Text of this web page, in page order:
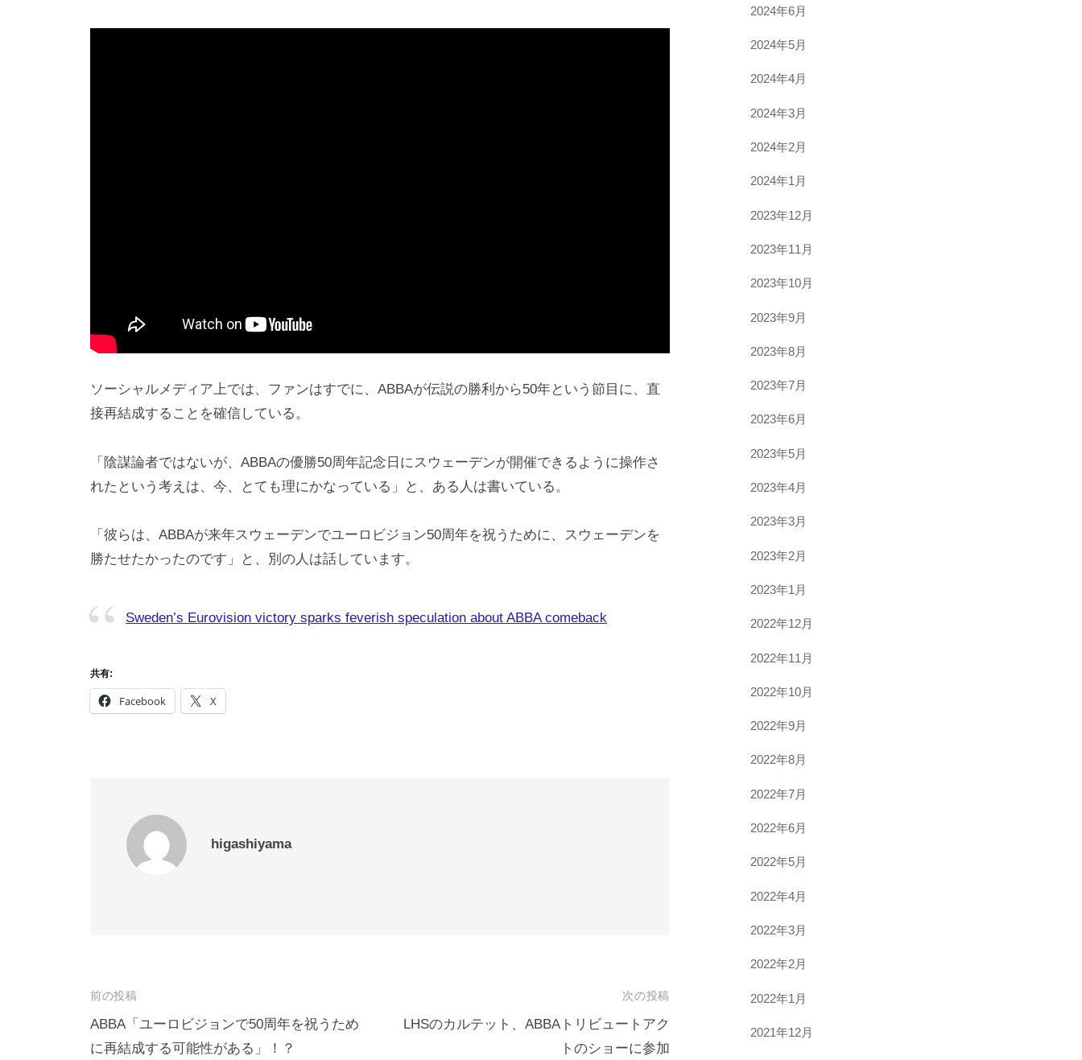
ソーシャルメディア上では、ファンはすでに、ABBAが伝説の勝利から50年という節目に、直
接再結成することを確信している。
「陰謀論者ではないが、ABBAの優勝50周年記念日にスウェーデンが開催できるように操作さ
れたという考えは、今、とても理にかなっている」と、ある人は書いている。
「彼らは、ABBAが来年スウェーデンでユーロビジョン50周年を祝うために、スウェーデンを
勝たせたかったのです」と、別の人は話しています。
Sweden’s Eurovision victory sparks feverish speculation about ABBA comeback
共有:
Facebook X
higashiyama
投
稿
ナ
前の投稿
ABBA「ユーロビジョンで50周年を祝うため
に再結成する可能性がある」！？
次の投稿
LHSのカルテット、ABBAトリビュートアク
トのショーに参加
2024年6月
2024年5月
2024年4月
2024年3月
2024年2月
2024年1月
2023年12月
2023年11月
2023年10月
2023年9月
2023年8月
2023年7月
2023年6月
2023年5月
2023年4月
2023年3月
2023年2月
2023年1月
2022年12月
2022年11月
2022年10月
2022年9月
2022年8月
2022年7月
2022年6月
2022年5月
2022年4月
2022年3月
2022年2月
2022年1月
2021年12月